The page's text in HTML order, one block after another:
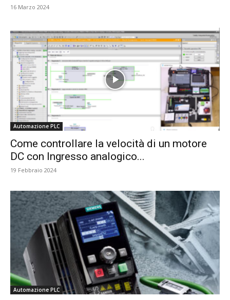
16 Marzo 2024
Automazione PLC
Come controllare la velocità di un motore
DC con Ingresso analogico...
19 Febbraio 2024
Automazione PLC